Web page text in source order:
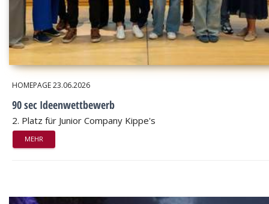
HOMEPAGE23.06.2026
90 sec Ideenwettbewerb
2. Platz für Junior Company Kippe's
MEHR